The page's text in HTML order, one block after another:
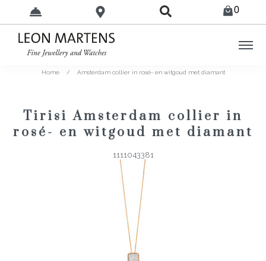
0
Home / Amsterdam collier in rosé- en witgoud met diamant
Tirisi Amsterdam collier in
rosé- en witgoud met diamant
1111043381